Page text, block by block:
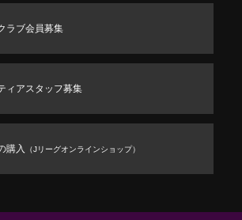
ラブ会員募集
ィアスタッフ募集
購入 （Jリーグオンラインショップ）